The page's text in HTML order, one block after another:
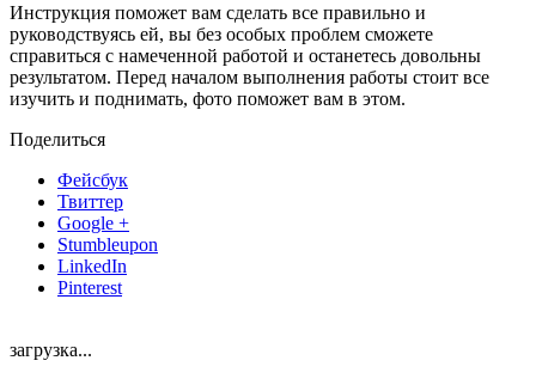
Инструкция поможет вам сделать все правильно и
руководствуясь ей, вы без особых проблем сможете
справиться с намеченной работой и останетесь довольны
результатом. Перед началом выполнения работы стоит все
изучить и поднимать, фото поможет вам в этом.
Поделиться
Фейсбук
Твиттер
Google +
Stumbleupon
LinkedIn
Pinterest
загрузка...